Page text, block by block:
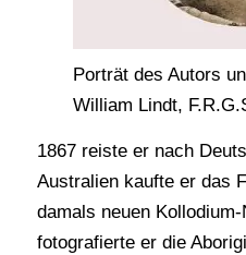
Porträt des Autors
William Lindt,
1867 reiste er nach
Australien kaufte er das
damals neuen
fotografierte er die